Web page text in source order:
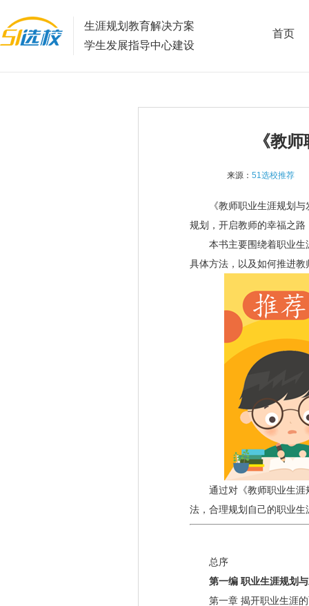
生涯规划教育解决方案
学生发展指导中心建设
首页
《教
来源： 51选校推荐
《教师职业生涯规划与发
规划，开启教师的幸福之路
本书主要围绕着职业生
具体方法，以及如何推进
通过对《教师职业生涯
法，合理规划自己的职业
总序
第一编 职业生涯规划与
第一章 揭开职业生涯的